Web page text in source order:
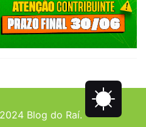
Blog do Raí.